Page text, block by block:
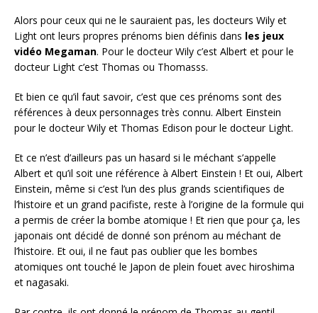
Alors pour ceux qui ne le sauraient pas, les docteurs Wily et
Light ont leurs propres prénoms bien définis dans les jeux
vidéo Megaman. Pour le docteur Wily c’est Albert et pour le
docteur Light c’est Thomas ou Thomasss.
Et bien ce qu’il faut savoir, c’est que ces prénoms sont des
références à deux personnages très connu. Albert Einstein
pour le docteur Wily et Thomas Edison pour le docteur Light.
Et ce n’est d’ailleurs pas un hasard si le méchant s’appelle
Albert et qu’il soit une référence à Albert Einstein ! Et oui, Albert
Einstein, même si c’est l’un des plus grands scientifiques de
l’histoire et un grand pacifiste, reste à l’origine de la formule qui
a permis de créer la bombe atomique ! Et rien que pour ça, les
japonais ont décidé de donné son prénom au méchant de
l’histoire. Et oui, il ne faut pas oublier que les bombes
atomiques ont touché le Japon de plein fouet avec hiroshima
et nagasaki.